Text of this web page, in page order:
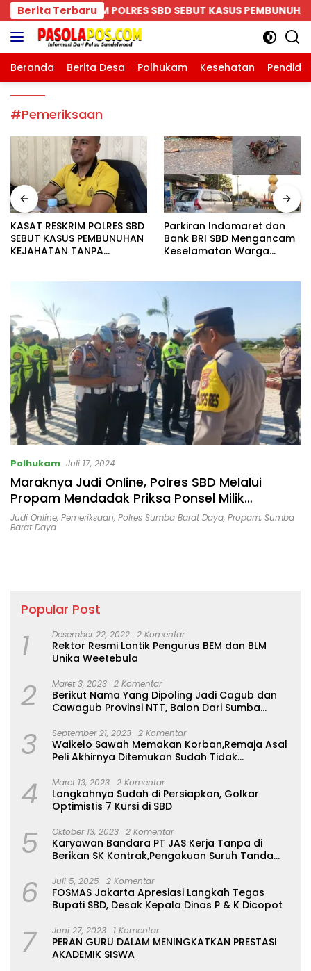
Langsung
ke
konten
Berita Terbaru
SBD SEBUT KASUS PEMBUNUHAN KEJAHATAN TANPA
Beranda Berita Desa Polhukam Kesehatan
#Pemeriksaan
KASAT RESKRIM POLRES SBD
SEBUT KASUS PEMBUNUHAN
KEJAHATAN TANPA
Parkiran Indomaret dan
Bank BRI SBD Mengancam
Keselamatan Warga
Satlantas Didesak
Bertindak Tegas!
Polhukam Juli 17, 2024
Maraknya Judi Online, Polres SBD Melalui
Propam Mendadak Priksa Ponsel Milik
Personel
Judi Online, Pemeriksaan, Polres Sumba Barat Daya, Propam, Sumba
Barat Daya
Popular Post
1 Desember 22, 2022 2 Komentar
Rektor Resmi Lantik Pengurus BEM dan BLM
Unika Weetebula
2 Maret 3, 2023 2 Komentar
Berikut Nama Yang Dipoling Jadi Cagub dan
Cawagub Provinsi NTT, Balon Dari Sumba
3 September 21, 2023 2 Komentar
Waikelo Sawah Memakan Korban,Remaja Asal
Peli Akhirnya Ditemukan Sudah Tidak
4 Maret 13, 2023 2 Komentar
Langkahnya Sudah di Persiapkan, Golkar
Optimistis 7 Kursi di SBD
5 Oktober 13, 2023 2 Komentar
Karyawan Bandara PT JAS Kerja Tanpa di
Berikan SK Kontrak,Pengakuan Suruh Tanda
6 Juli 5, 2025 2 Komentar
FOSMAS Jakarta Apresiasi Langkah Tegas
Bupati SBD, Desak Kepala Dinas P & K Dicopot
7 Juni 27, 2023 1 Komentar
PERAN GURU DALAM MENINGKATKAN PRESTASI
AKADEMIK SISWA